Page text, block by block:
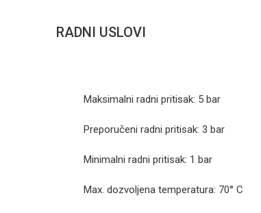
RADNI USLOVI
Maksimalni radni pritisak: 5 bar
Preporučeni radni pritisak: 3 bar
Minimalni radni pritisak: 1 bar
Max. dozvoljena temperatura: 70° C